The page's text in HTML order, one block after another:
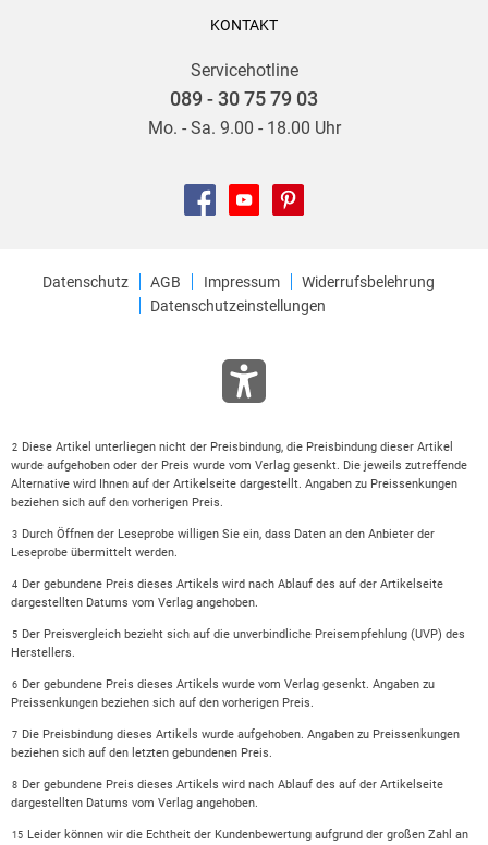
KONTAKT
Servicehotline
089 - 30 75 79 03
Mo. - Sa. 9.00 - 18.00 Uhr
Datenschutz AGB Impressum
Widerrufsbelehrung
Datenschutzeinstellungen
2
Diese Artikel unterliegen nicht der Preisbindung, die Preisbindung dieser Artikel
wurde aufgehoben oder der Preis wurde vom Verlag gesenkt. Die jeweils zutreffende
Alternative wird Ihnen auf der Artikelseite dargestellt. Angaben zu Preissenkungen
beziehen sich auf den vorherigen Preis.
3
Durch Öffnen der Leseprobe willigen Sie ein, dass Daten an den Anbieter der
Leseprobe übermittelt werden.
4
Der gebundene Preis dieses Artikels wird nach Ablauf des auf der Artikelseite
dargestellten Datums vom Verlag angehoben.
5
Der Preisvergleich bezieht sich auf die unverbindliche Preisempfehlung (UVP) des
Herstellers.
6
Der gebundene Preis dieses Artikels wurde vom Verlag gesenkt. Angaben zu
Preissenkungen beziehen sich auf den vorherigen Preis.
7
Die Preisbindung dieses Artikels wurde aufgehoben. Angaben zu Preissenkungen
beziehen sich auf den letzten gebundenen Preis.
8
Der gebundene Preis dieses Artikels wird nach Ablauf des auf der Artikelseite
dargestellten Datums vom Verlag angehoben.
15 Leider können wir die Echtheit der Kundenbewertung aufgrund der großen Zahl an